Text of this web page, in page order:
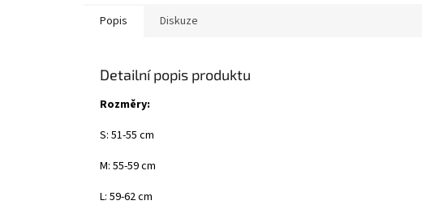
Popis Diskuze
Detailní popis produktu
Rozměry:
S: 51-55 cm
M: 55-59 cm
L: 59-62 cm